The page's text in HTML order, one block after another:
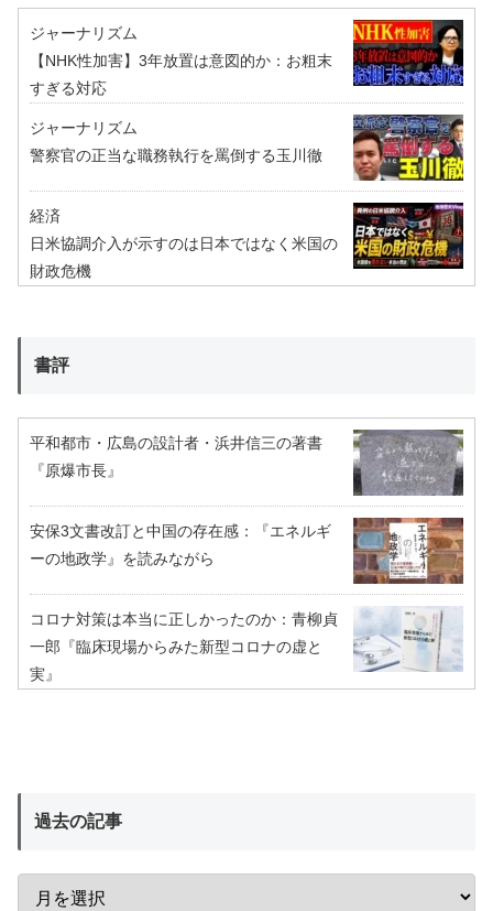
ジャーナリズム
【NHK性加害】3年放置は意図的か：お粗末
すぎる対応
ジャーナリズム
警察官の正当な職務執行を罵倒する玉川徹
経済
日米協調介入が示すのは日本ではなく米国の
財政危機
書評
平和都市・広島の設計者・浜井信三の著書
『原爆市長』
安保3文書改訂と中国の存在感：『エネルギ
ーの地政学』を読みながら
コロナ対策は本当に正しかったのか：青柳貞
一郎『臨床現場からみた新型コロナの虚と
実』
過去の記事